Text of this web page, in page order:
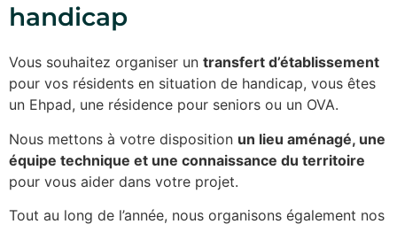
handicap
Vous souhaitez organiser un transfert d’établissement
pour vos résidents en situation de handicap, vous êtes
un Ehpad, une résidence pour seniors ou un OVA.
Nous mettons à votre disposition un lieu aménagé, une
équipe technique et une connaissance du territoire
pour vous aider dans votre projet.
Tout au long de l’année, nous organisons également nos